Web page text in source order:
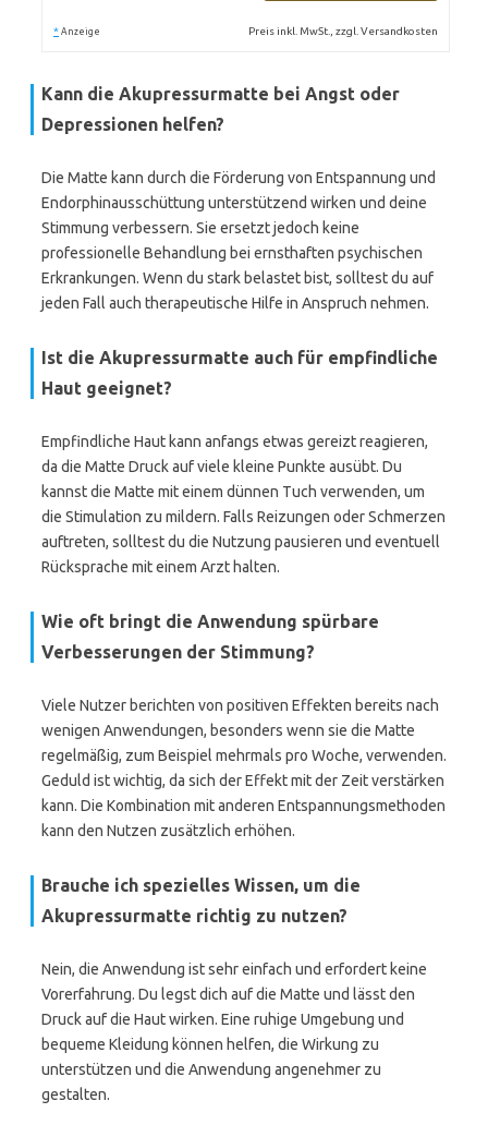
* Anzeige Preis inkl. MwSt., zzgl. Versandkosten
Kann die Akupressurmatte bei Angst oder
Depressionen helfen?
Die Matte kann durch die Förderung von Entspannung und
Endorphinausschüttung unterstützend wirken und deine
Stimmung verbessern. Sie ersetzt jedoch keine
professionelle Behandlung bei ernsthaften psychischen
Erkrankungen. Wenn du stark belastet bist, solltest du auf
jeden Fall auch therapeutische Hilfe in Anspruch nehmen.
Ist die Akupressurmatte auch für empfindliche
Haut geeignet?
Empfindliche Haut kann anfangs etwas gereizt reagieren,
da die Matte Druck auf viele kleine Punkte ausübt. Du
kannst die Matte mit einem dünnen Tuch verwenden, um
die Stimulation zu mildern. Falls Reizungen oder Schmerzen
auftreten, solltest du die Nutzung pausieren und eventuell
Rücksprache mit einem Arzt halten.
Wie oft bringt die Anwendung spürbare
Verbesserungen der Stimmung?
Viele Nutzer berichten von positiven Effekten bereits nach
wenigen Anwendungen, besonders wenn sie die Matte
regelmäßig, zum Beispiel mehrmals pro Woche, verwenden.
Geduld ist wichtig, da sich der Effekt mit der Zeit verstärken
kann. Die Kombination mit anderen Entspannungsmethoden
kann den Nutzen zusätzlich erhöhen.
Brauche ich spezielles Wissen, um die
Akupressurmatte richtig zu nutzen?
Nein, die Anwendung ist sehr einfach und erfordert keine
Vorerfahrung. Du legst dich auf die Matte und lässt den
Druck auf die Haut wirken. Eine ruhige Umgebung und
bequeme Kleidung können helfen, die Wirkung zu
unterstützen und die Anwendung angenehmer zu
gestalten.